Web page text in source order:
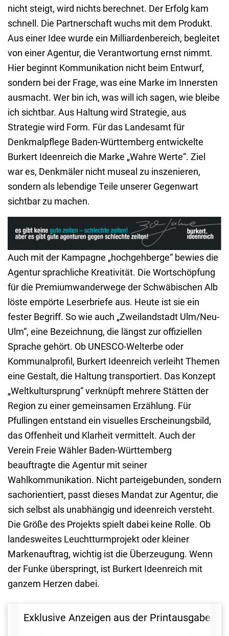
nicht steigt, wird nichts berechnet. Der Erfolg kam
schnell. Die Partnerschaft wuchs mit dem Produkt.
Aus einer Idee wurde ein Milliardenbereich, begleitet
von einer Agentur, die Verantwortung ernst nimmt.
Hier beginnt Kommunikation nicht beim Entwurf,
sondern bei der Frage, was eine Marke im Innersten
ausmacht. Wer bin ich, was will ich sagen, wie bleibe
ich sichtbar. Aus Haltung wird Strategie, aus
Strategie wird Form. Für das Landesamt für
Denkmalpflege Baden-Württemberg entwickelte
Burkert Ideenreich die Marke „Wahre Werte“. Ziel
war es, Denkmäler nicht museal zu inszenieren,
sondern als lebendige Teile unserer Gegenwart
sichtbar zu machen.
Auch mit der Kampagne „hochgehberge“ bewies die
Agentur sprachliche Kreativität. Die Wortschöpfung
für die Premiumwanderwege der Schwäbischen Alb
löste empörte Leserbriefe aus. Heute ist sie ein
fester Begriff. So wie auch „Zweilandstadt Ulm/Neu-
Ulm“, eine Bezeichnung, die längst zur offiziellen
Sprache gehört. Ob UNESCO-Welterbe oder
Kommunalprofil, Burkert Ideenreich verleiht Themen
eine Gestalt, die Haltung transportiert. Das Konzept
„Weltkultursprung“ verknüpft mehrere Stätten der
Region zu einer gemeinsamen Erzählung. Für
Pfullingen entstand ein visuelles Erscheinungsbild,
das Offenheit und Klarheit vermittelt. Auch der
Verein Freie Wähler Baden-Württemberg
beauftragte die Agentur mit seiner
Wahlkommunikation. Nicht parteigebunden, sondern
sachorientiert, passt dieses Mandat zur Agentur, die
sich selbst als unabhängig und ideenreich versteht.
Die Größe des Projekts spielt dabei keine Rolle. Ob
landesweites Leuchtturmprojekt oder kleiner
Markenauftrag, wichtig ist die Überzeugung. Wenn
der Funke überspringt, ist Burkert Ideenreich mit
ganzem Herzen dabei.
Exklusive Anzeigen aus der Printausgabe